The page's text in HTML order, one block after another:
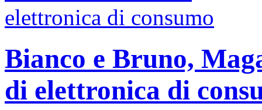
Bianco e Bruno,
di elettronica di